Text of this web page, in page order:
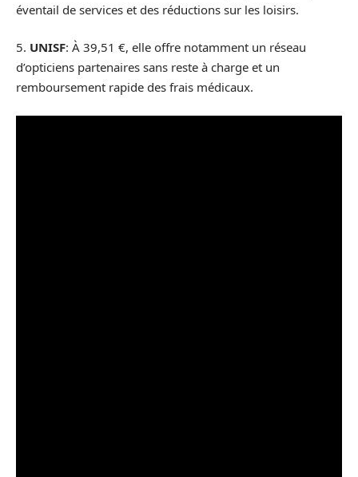
éventail de services et des réductions sur les loisirs.
5. UNISF: À 39,51 €, elle offre notamment un réseau
d’opticiens partenaires sans reste à charge et un
remboursement rapide des frais médicaux.